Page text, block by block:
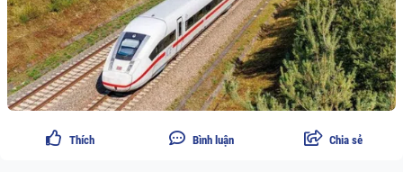
Thích Bình luận Chia sẻ